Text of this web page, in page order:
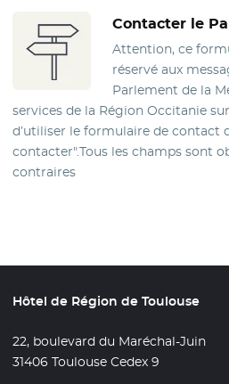
Contacter le
Attention, ce
réservé aux
Parlement de la
services de la Région Occitanie
d’utiliser le formulaire de contact
contacter".Tous les champs sont
contraires
Hôtel de Région de Toulouse
22, boulevard du Maréchal-Juin
31406 Toulouse Cedex 9